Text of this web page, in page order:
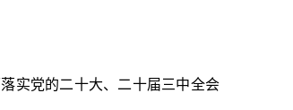
实党的二十大、二十届三中全会